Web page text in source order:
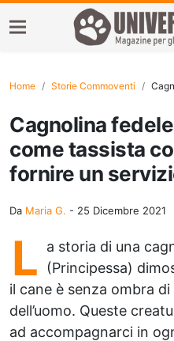
Home Storie Commoventi
Cagnolina
come tassista
fornire un
Da Maria G. - 25 Dicembre 2021
L a storia di una
(Principessa)
il cane è senza ombra
dell’uomo. Queste
ad accompagnarci in